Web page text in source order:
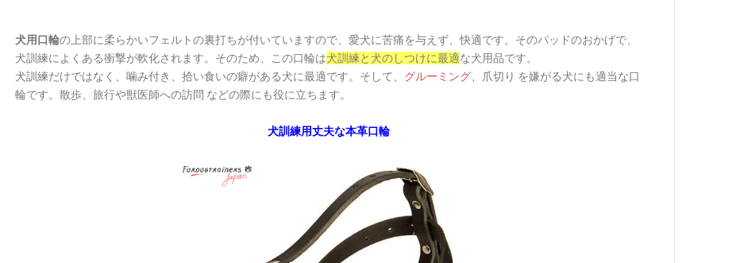
犬用口輪の上部に柔らかいフェルトの裏打ちが付いていますので、愛犬に苦痛を与えず、快適です。そのパッドのおかげで、
犬訓練によくある衝撃が軟化されます。そのため、この口輪は犬訓練と犬のしつけに最適な犬用品です。
犬訓練だけではなく、噛み付き、拾い食いの癖がある犬に最適です。そして、 グルーミング、爪切り を嫌がる犬にも適当な口
輪です。散歩、旅行や獣医師への訪問 などの際にも役に立ちます。
犬訓練用丈夫な本革口輪